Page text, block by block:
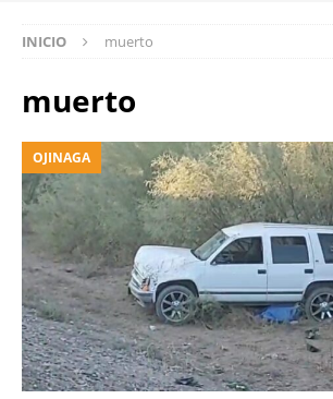
INICIO muerto
muerto
OJINAGA